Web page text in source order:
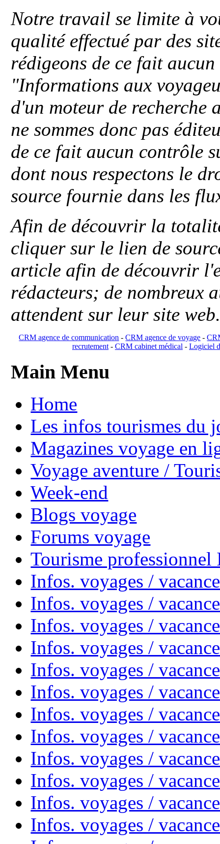
Notre travail se limite à
qualité effectué par des
rédigeons de ce fait
"Informations aux
d'un moteur de recherche
ne sommes donc pas
de ce fait aucun contrôle
dont nous respectons le
source fournie dans les
Afin de découvrir la
cliquer sur le lien de
article afin de découvrir
rédacteurs; de nombreux
attendent sur leur site
CRM agence de communication -CRM agence de voyage -
recrutement- CRM cabinet médical- Logiciel
Main Menu
Home
Les infos tourismes du
Magazines voyage en
Voyage aventure /
Week-end
Blogs voyage
Forums voyage
Tourisme
Infos. voyages /
Infos. voyages /
Infos. voyages /
Infos. voyages /
Infos. voyages /
Infos. voyages /
Infos. voyages /
Infos. voyages /
Infos. voyages /
Infos. voyages /
Infos. voyages /
Infos. voyages /